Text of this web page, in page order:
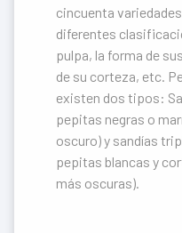
cincuenta
diferentes
pulpa, la forma de
de su corteza, etc.
existen dos tipos:
pepitas negras o
oscuro) y sandías
pepitas blancas y
más oscuras).